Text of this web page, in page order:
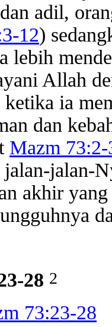
adil,
12)
lebih
Allah
ia
dan
Mazm 73:2-
jalan-
akhir
28 2
73:23-28